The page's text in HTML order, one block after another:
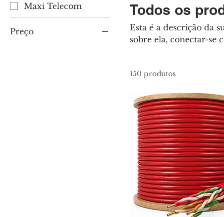
Maxi Telecom
Preço
Todos os
Esta é a descrição da
sobre ela, conectar-se
150 produtos